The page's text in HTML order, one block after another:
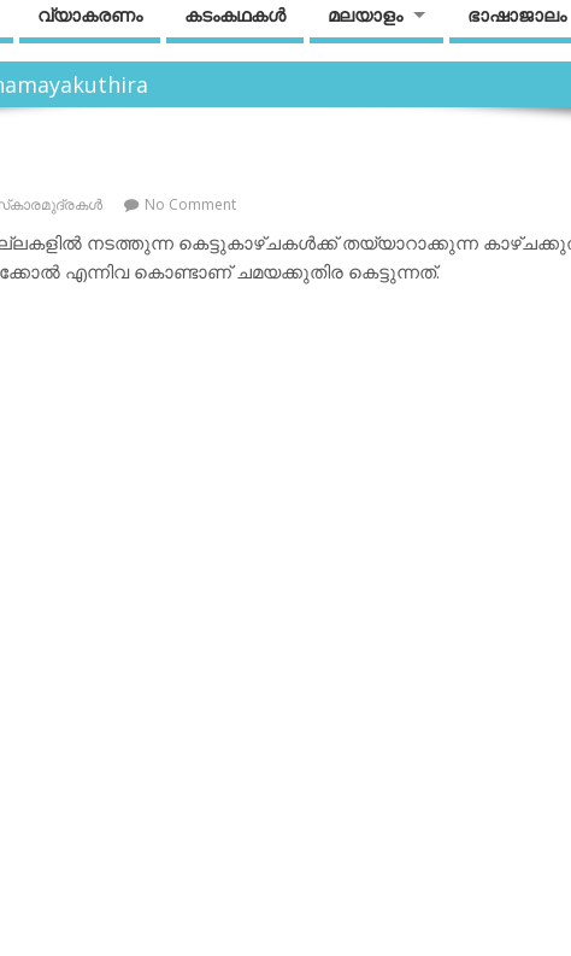
വ്യാകരണം കടംകഥകള്‍ മലയാളം ഭാഷാജാലം
No Comment
നടത്തുന്ന കെട്ടുകാഴ്ചകള്‍ക്ക് തയ്യാറാക്കുന്ന
എന്നിവ കൊണ്ടാണ് ചമയക്കുതിര കെട്ടുന്നത്.